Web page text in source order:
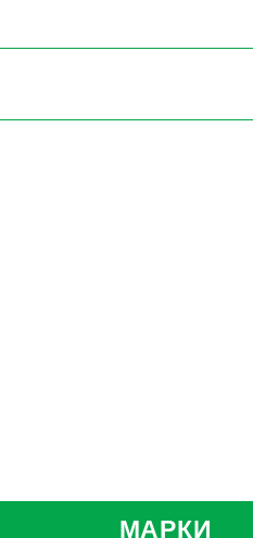
МАРКИ